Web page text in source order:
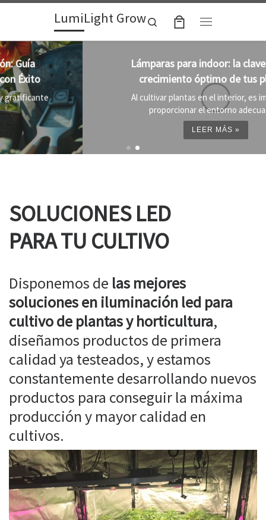
Skip to contentLumiLight Grow
Search
Lámparas para indoor: la clave para un
crecimiento óptimo de tus plantas
Al cultivar plantas en el interior, es importante
proporcionar el entorno adecuado ...
SOLUCIONES LED
PARA TU CULTIVO
Disponemos de las mejores
soluciones en iluminación led para
cultivo de plantas y horticultura,
diseñamos productos de primera
calidad ya testeados, y estamos
constantemente desarrollando nuevos
productos para conseguir la máxima
producción y mayor calidad en
cultivos.